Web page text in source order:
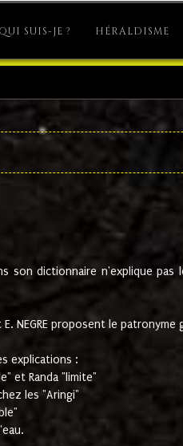
QUI SUIS-JE ? HÉRALDISME
son dictionnaire n'explique
E. NEGRE proposent le patronyme
explications :
et Randa "limite"
les "Aringi"